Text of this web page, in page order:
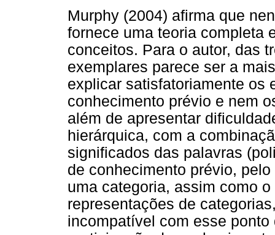
Murphy (2004) afirma que
fornece uma teoria completa
conceitos. Para o autor, das
exemplares parece ser a
explicar satisfatoriamente os
conhecimento prévio e nem
além de apresentar
hierárquica, com a
significados das palavras
de conhecimento prévio,
uma categoria, assim como
representações de
incompatível com esse